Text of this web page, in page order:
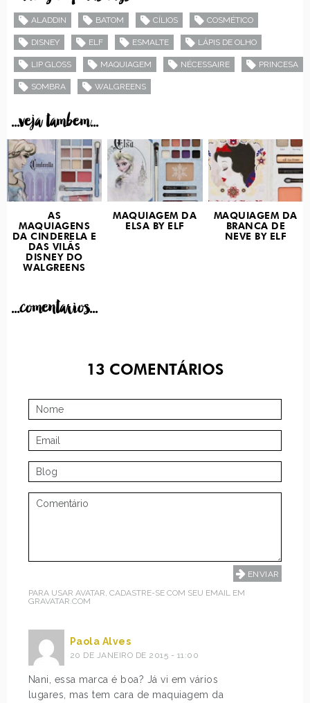
ALADDIN BATOM CÍLIOS COSMÉTICO
DISNEY ELF ESMALTE LÁPIS DE OLHO
LIP GLOSS MAQUIAGEM NÉCESSAIRE PRINCESA
SOMBRA WALGREENS
...veja tambem...
AS
MAQUIAGENS
DA CINDERELA E
DAS VILÃS
DISNEY DO
WALGREENS
MAQUIAGEM DA
ELSA BY ELF
MAQUIAGEM DA
BRANCA DE
NEVE BY ELF
...comentarios...
13 COMENTÁRIOS
PARA USAR AVATAR, CADASTRE-SE COM SEU EMAIL EM
GRAVATAR.COM
Paola Alves
20 DE JANEIRO DE 2015 - 11:00
Nani, essa marca é boa? Já vi em vários
lugares, mas tem cara de maquiagem da